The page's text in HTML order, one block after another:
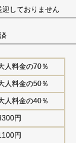
しておりません
人料金の70％
人料金の50％
人料金の40％
円
円